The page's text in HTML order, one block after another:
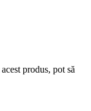
produs, pot să